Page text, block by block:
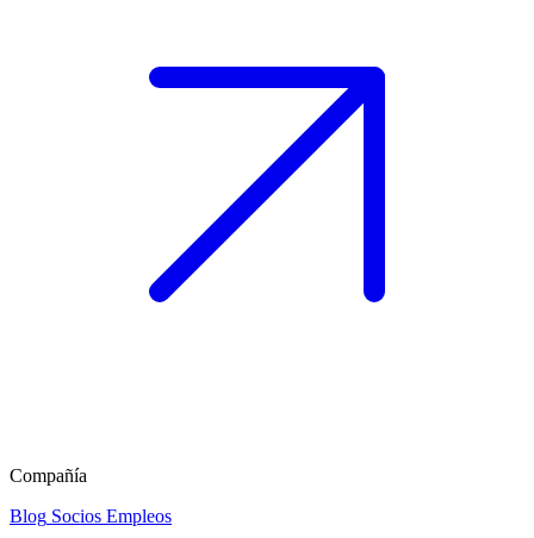
Compañía
Blog Socios Empleos